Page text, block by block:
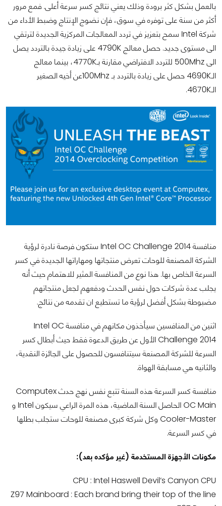
بالعمل بشكل كثر برودة وذلك يعني نتائج كسر سرعة أعلى. فمع مرور
أكثر من سنة على توفره في سوق، فإن نضوج الإنتاج وضبط الأداء من
شركة Intel سمح بتعزيز في تردد المعالجات المركزية الجديدة لترتقي
الى مستوى جديد. حصل معالج 4790K على زيادة جيدة بالتردد يصل
الى 500Mhz للتردد الافتراضي مقارنة بـ4770K، بينما معالج
الـ4690K حصل على زيادة بالتردد بـ 100Mhzعن أخيه الصغير
الـ4670K.
منافسة Intel OC Challenge 2014 ستكون فرصة نادرة لرؤية
الشركة المصنعة للوحات تعرض منتجاتها ومهاراتها الجديدة في كسر
السرعة الخاص بها. هذا نوع من المنافسة المثير للاهتمام حيث أنه
يجلب عدة شركات حول نفس الحدث ودفعهم لجعل منتجاتهم
مضبوطة بشكل أفضل لرؤية ما تستطيع ان تقدمه من نتائج.
اثنين من المنافسين سيأخذون مكانهم في منافسة Intel OC
Challenge 2014 الأول عن طريق الدعوة فقط حيث أبطال كسر
السرعة للشركة المصنعة سيتنافسون للحصول على الجائزة النقدية،
والثانيه هي مسابقة الهواة.
منافسة كسر السرعة هذه السنة تتبع نفس نهج حدث Computex
OC Main الحاصل السنة الماضية، هذه المرة الراعي سيكون Intel و
Cooler-Master وكل شركة كبرى مصنعة للوحات ستجلب بطلها
في كسر السرعة.
مكونات الأجهزة المستخدمة (غير مؤكده بعد):
CPU : Intel Haswell Devil’s Canyon CPU
Z97 Mainboard : Each brand bring their top of the line